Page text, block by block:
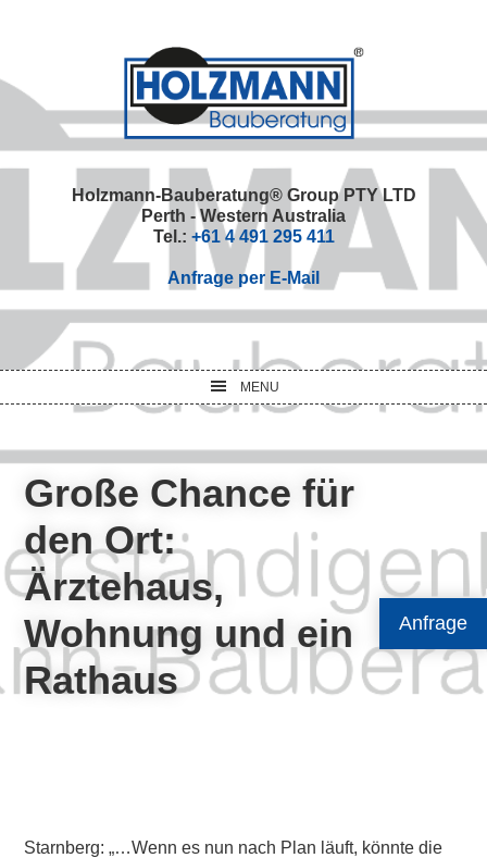
Anfrage
navigation
content
sidebar
Holzmann-Bauberatung® Group PTY LTD
Perth - Western Australia
Tel.: +61 4 491 295 411
Anfrage per E-Mail
MENU
Große Chance für
den Ort:
Ärztehaus,
Wohnung und ein
Rathaus
Starnberg: „…Wenn es nun nach Plan läuft, könnte die